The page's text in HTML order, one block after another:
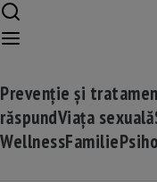
Prevenție și
răspundViața sexuală
WellnessFamiliePsiho